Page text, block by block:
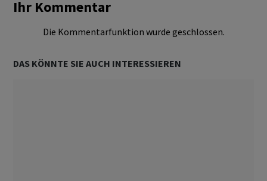
Ihr Kommentar
Die Kommentarfunktion wurde geschlossen.
DAS KÖNNTE SIE AUCH INTERESSIEREN